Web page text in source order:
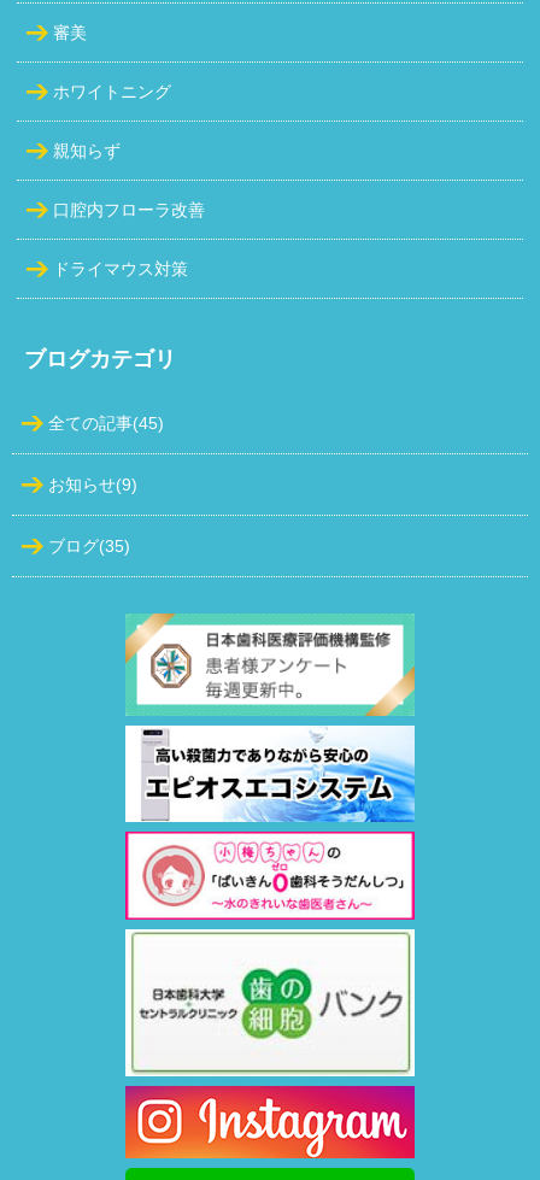
審美
ホワイトニング
親知らず
口腔内フローラ改善
ドライマウス対策
ブログカテゴリ
全ての記事(45)
お知らせ(9)
ブログ(35)